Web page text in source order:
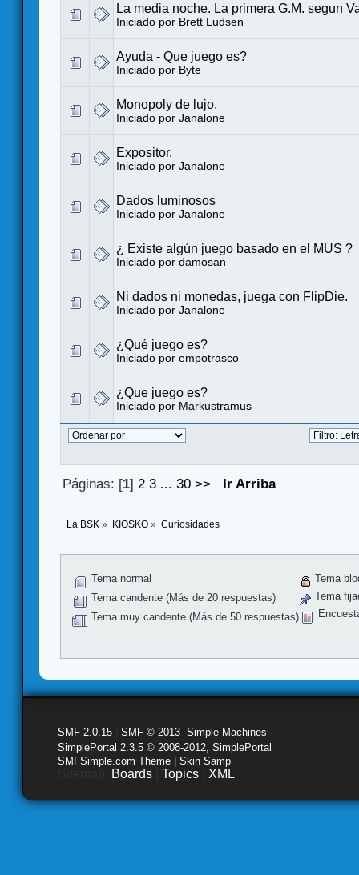
La media noche. La primera G.M. segun
Iniciado por Brett Ludsen
Ayuda - Que juego es?
Iniciado por Byte
Monopoly de lujo.
Iniciado por Janalone
Expositor.
Iniciado por Janalone
Dados luminosos
Iniciado por Janalone
¿ Existe algún juego basado en el MUS ?
Iniciado por damosan
Ni dados ni monedas, juega con FlipDie.
Iniciado por Janalone
¿Qué juego es?
Iniciado por empotrasco
¿Que juego es?
Iniciado por Markustramus
Páginas: [1] 2 3 ...30 >> Ir Arriba
La BSK » KIOSKO» Curiosidades
Tema normal
Tema candente (Más de 20 respuestas)
Tema muy candente (Más de 50 respuestas)
Tema
Tema
SMF 2.0.15 SMF © 2013 Simple Machines
SimplePortal 2.3.5 © 2008-2012, SimplePortal
SMFSimple.com Theme | Skin Samp
Boards Topics XML